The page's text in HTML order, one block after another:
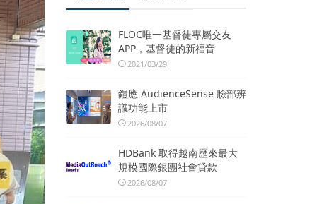
FLOC唯一基督徒專屬交友
APP，基督徒的新福音
2021/03/29
鎧應 AudienceSense 臉部辨
識功能上市
2026/08/07
HDBank 取得越南歷來最大
規模國際銀團社會貸款
2026/08/07